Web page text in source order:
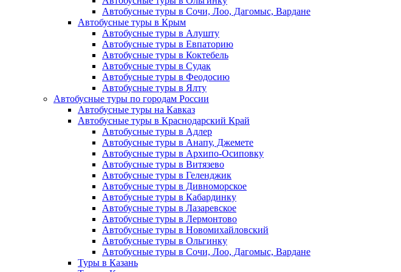
Автобусные туры в Сочи, Лоо, Дагомыс, Вардане
Автобусные туры в Крым
Автобусные туры в Алушту
Автобусные туры в Евпаторию
Автобусные туры в Коктебель
Автобусные туры в Судак
Автобусные туры в Феодосию
Автобусные туры в Ялту
Автобусные туры по городам России
Автобусные туры на Кавказ
Автобусные туры в Краснодарский Край
Автобусные туры в Адлер
Автобусные туры в Анапу, Джемете
Автобусные туры в Архипо-Осиповку
Автобусные туры в Витязево
Автобусные туры в Геленджик
Автобусные туры в Дивноморское
Автобусные туры в Кабардинку
Автобусные туры в Лазаревское
Автобусные туры в Лермонтово
Автобусные туры в Новомихайловский
Автобусные туры в Ольгинку
Автобусные туры в Сочи, Лоо, Дагомыс, Вардане
Туры в Казань